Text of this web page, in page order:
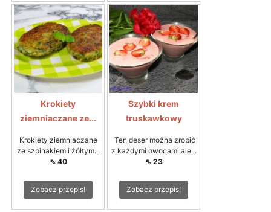
Krokiety
ziemniaczane ze...
Krokiety ziemniaczane
ze szpinakiem i żółtym...
⇖ 40
Zobacz przepis!
Szybki krem
truskawkowy
Ten deser można zrobić
z każdymi owocami ale...
⇖ 23
Zobacz przepis!